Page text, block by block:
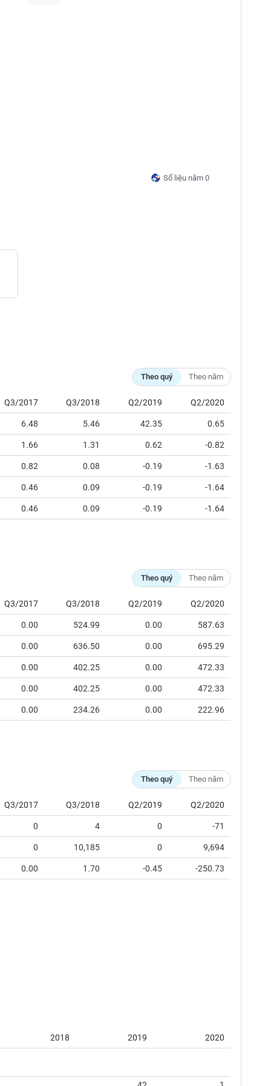
Số liệu năm 0
Theo quý Theo năm
Q3/2017 Q3/2018 Q2/2019 Q2/2020
6.48 5.46 42.35 0.65
1.66 1.31 0.62 -0.82
0.82 0.08 -0.19 -1.63
0.46 0.09 -0.19 -1.64
0.46 0.09 -0.19 -1.64
Theo quý Theo năm
Q3/2017 Q3/2018 Q2/2019 Q2/2020
0.00 524.99 0.00 587.63
0.00 636.50 0.00 695.29
0.00 402.25 0.00 472.33
0.00 402.25 0.00 472.33
0.00 234.26 0.00 222.96
Theo quý Theo năm
Q3/2017 Q3/2018 Q2/2019 Q2/2020
0 4 0 -71
0 10,185 0 9,694
0.00 1.70 -0.45 -250.73
2018 2019 2020